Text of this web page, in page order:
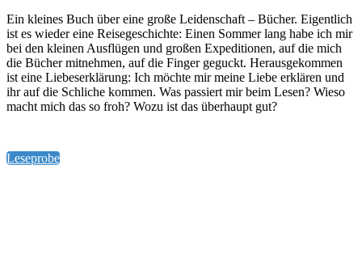
Ein kleines Buch über eine große Leidenschaft – Bücher. Eigentlich
ist es wieder eine Reisegeschichte: Einen Sommer lang habe ich mir
bei den kleinen Ausflügen und großen Expeditionen, auf die mich
die Bücher mitnehmen, auf die Finger geguckt. Herausgekommen
ist eine Liebeserklärung: Ich möchte mir meine Liebe erklären und
ihr auf die Schliche kommen. Was passiert mir beim Lesen? Wieso
macht mich das so froh? Wozu ist das überhaupt gut?
Leseprobe